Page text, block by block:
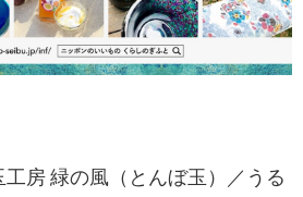
房 緑の風（とんぼ玉）／うる